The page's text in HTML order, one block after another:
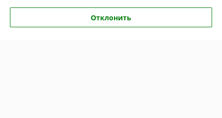
Сайт создан на платформе Deal.by
Отклонить